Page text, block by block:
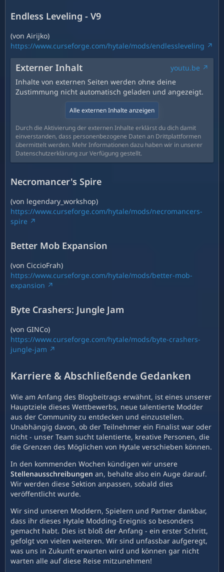
Endless Leveling - V9
(von Airijko)
https://www.curseforge.com/hytale/mods/endlessleveling
Externer Inhalt
youtu.be
Inhalte von externen Seiten werden ohne deine
Zustimmung nicht automatisch geladen und angezeigt.
Alle externen Inhalte anzeigen
Durch die Aktivierung der externen Inhalte erklärst du dich damit
einverstanden, dass personenbezogene Daten an Drittplattformen
übermittelt werden. Mehr Informationen dazu haben wir in unserer
Datenschutzerklärung zur Verfügung gestellt.
Necromancer's Spire
(von legendary_workshop)
https://www.curseforge.com/hytale/mods/necromancers-
spire
Better Mob Expansion
(von CiccioFrah)
https://www.curseforge.com/hytale/mods/better-mob-
expansion
Byte Crashers: Jungle Jam
(von GINCo)
https://www.curseforge.com/hytale/mods/byte-crashers-
jungle-jam
Karriere & Abschließende Gedanken
Wie am Anfang des Blogbeitrags erwähnt, ist eines unserer
Hauptziele dieses Wettbewerbs, neue talentierte Modder
aus der Community zu entdecken und einzustellen.
Unabhängig davon, ob der Teilnehmer ein Finalist war oder
nicht - unser Team sucht talentierte, kreative Personen, die
die Grenzen des Möglichen von Hytale verschieben können.
In den kommenden Wochen kündigen wir unsere
Stellenausschreibungen an, behalte also ein Auge darauf.
Wir werden diese Sektion anpassen, sobald dies
veröffentlicht wurde.
Wir sind unseren Moddern, Spielern und Partner dankbar,
dass ihr dieses Hytale Modding-Ereignis so besonders
gemacht habt. Dies ist bloß der Anfang - ein erster Schritt,
gefolgt von vielen weiteren. Wir sind unfassbar aufgeregt,
was uns in Zukunft erwarten wird und können gar nicht
warten alle auf diese Reise mitzunehmen!